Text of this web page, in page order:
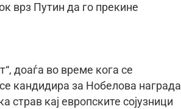
врз Путин да го прекине
доаѓа во време кога се
кандидира за Нобелова награда
страв кај европските сојузници